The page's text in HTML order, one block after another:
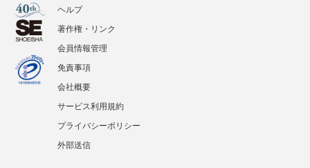
ヘルプ
著作権・リンク
会員情報管理
免責事項
会社概要
サービス利用規約
プライバシーポリシー
外部送信